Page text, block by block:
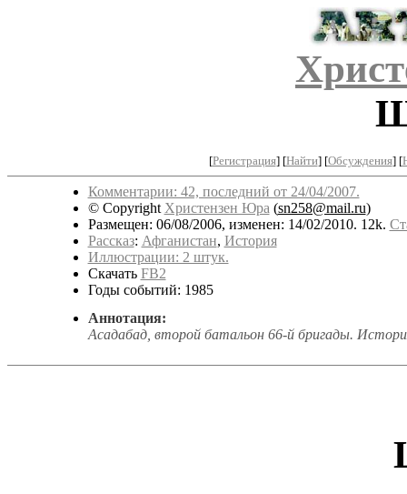
[Регистрация] [Найти] [Обсуждения] [
Комментарии: 42, последний от 24/04/2007.
© Copyright Христензен Юра (sn258@mail.ru)
Размещен: 06/08/2006, изменен: 14/02/2010. 12k.
Рассказ: Афганистан, История
Иллюстрации: 2 штук.
Скачать FB2
Годы событий: 1985
Аннотация:
Асадабад, второй батальон 66-й бригады.